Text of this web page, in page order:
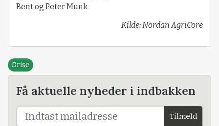
Bent og Peter Munk
Kilde: Nordan AgriCore
Grise
Få aktuelle nyheder i indbakken
Tilmeld